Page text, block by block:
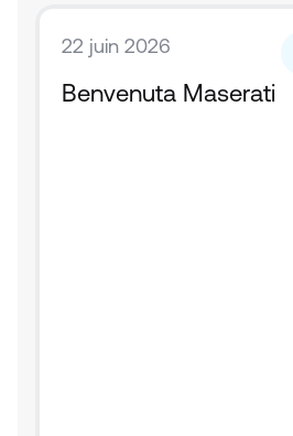
22 juin 2026
Benvenuta Maserati